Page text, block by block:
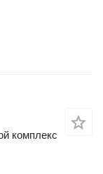
комплекс